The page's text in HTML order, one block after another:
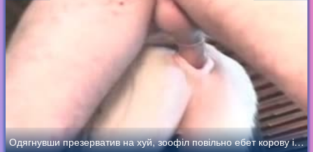
Одягнувши презерватив на хуй, зоофіл повільно ебет корову і тримає її за хвіст